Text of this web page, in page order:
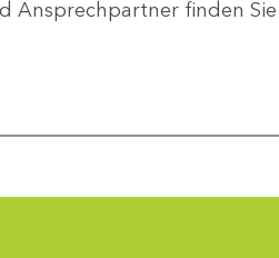
Ansprechpartner finden Sie